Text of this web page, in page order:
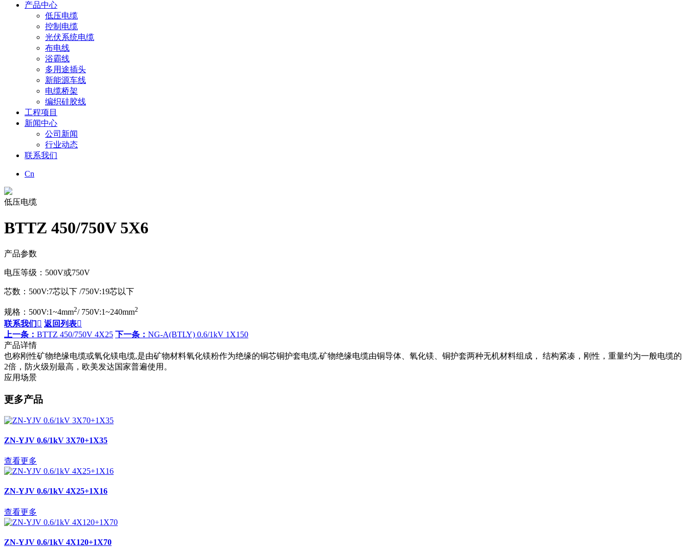
产品中心
低压电缆
控制电缆
光伏系统电缆
布电线
浴霸线
多用途插头
新能源车线
电缆桥架
编织硅胶线
工程项目
新闻中心
公司新闻
行业动态
联系我们
Cn
低压电缆
BTTZ 450/750V 5X6
产品参数
电压等级：500V或750V
芯数：500V:7芯以下 /750V:19芯以下
规格：500V:1~4mm2/ 750V:1~240mm2
联系我们  返回列表
上一条： BTTZ 450/750V 4X25 下一条： NG-A(BTLY) 0.6/1kV 1X150
产品详情
也称刚性矿物绝缘电缆或氧化镁电缆,是由矿物材料氧化镁粉作为绝缘的铜芯铜护套电缆,矿物绝缘电缆由铜导体、氧化镁、铜护套两种无机材料组成， 结构紧凑，刚性，重量约为一般电缆的
2倍，防火级别最高，欧美发达国家普遍使用。
应用场景
更多产品
ZN-YJV 0.6/1kV 3X70+1X35
查看更多
ZN-YJV 0.6/1kV 4X25+1X16
查看更多
ZN-YJV 0.6/1kV 4X120+1X70